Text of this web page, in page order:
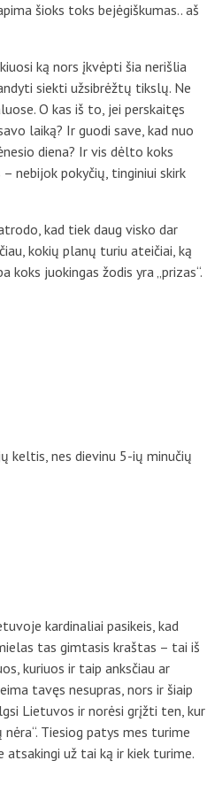
šioks toks bejėgiškumas.. aš
ką nors įkvėpti šia nerišlia
siekti užsibrėžtų tikslų. Ne
O kas iš to, jei perskaitęs
laiką? Ir guodi save, kad nuo
diena? Ir vis dėlto koks
nebijok pokyčių, tinginiui skirk
kad tiek daug visko dar
kokių planų turiu ateičiai, ką
juokingas žodis yra „prizas“.
keltis, nes dievinu 5-ių minučių
kardinaliai pasikeis, kad
tas gimtasis kraštas – tai iš
kuriuos ir taip anksčiau ar
tavęs nesupras, nors ir šiaip
Lietuvos ir norėsi grįžti ten, kur
Tiesiog patys mes turime
už tai ką ir kiek turime.